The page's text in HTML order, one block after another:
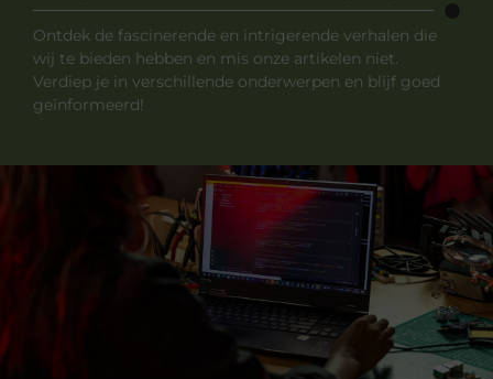
Ontdek de fascinerende en intrigerende verhalen die
wij te bieden hebben en mis onze artikelen niet.
Verdiep je in verschillende onderwerpen en blijf goed
geïnformeerd!